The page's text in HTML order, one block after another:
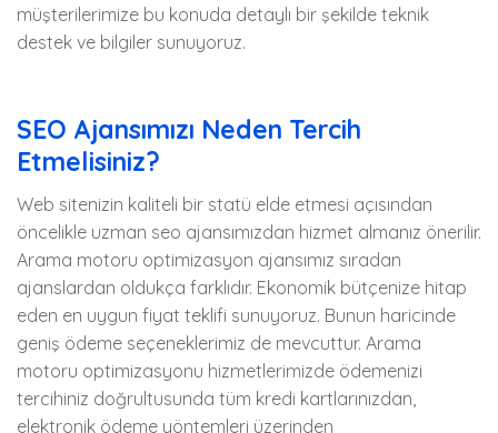
müşterilerimize bu konuda detaylı bir şekilde teknik
destek ve bilgiler sunuyoruz.
SEO Ajansımızı Neden Tercih
Etmelisiniz?
Web sitenizin kaliteli bir statü elde etmesi açısından
öncelikle uzman seo ajansımızdan hizmet almanız önerilir.
Arama motoru optimizasyon ajansımız sıradan
ajanslardan oldukça farklıdır. Ekonomik bütçenize hitap
eden en uygun fiyat teklifi sunuyoruz. Bunun haricinde
geniş ödeme seçeneklerimiz de mevcuttur. Arama
motoru optimizasyonu hizmetlerimizde ödemenizi
tercihiniz doğrultusunda tüm kredi kartlarınızdan,
elektronik ödeme yöntemleri üzerinden